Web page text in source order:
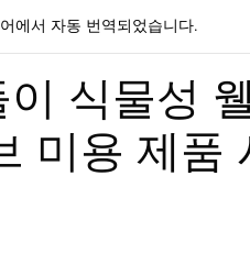
에서 자동 번역되었습니다.
식물성
미용 제품